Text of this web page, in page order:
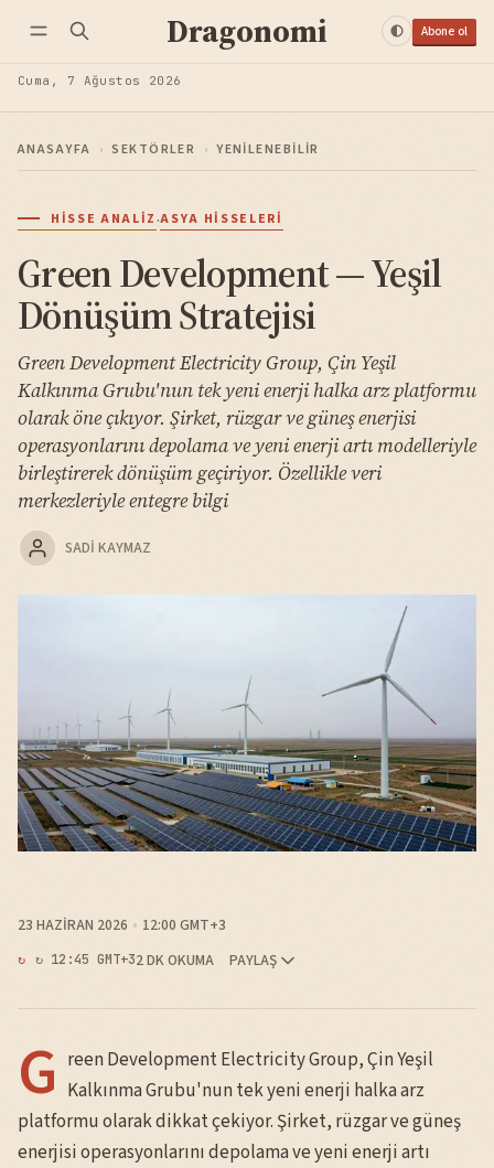
Dragonomi Abone ol
Cuma, 7 Ağustos 2026
ANASAYFA › SEKTÖRLER › YENILENEBILIR
HISSE ANALIZ ·ASYA HISSELERI
Green Development — Yeşil
Dönüşüm Stratejisi
Green Development Electricity Group, Çin Yeşil
Kalkınma Grubu'nun tek yeni enerji halka arz platformu
olarak öne çıkıyor. Şirket, rüzgar ve güneş enerjisi
operasyonlarını depolama ve yeni enerji artı modelleriyle
birleştirerek dönüşüm geçiriyor. Özellikle veri
merkezleriyle entegre bilgi
SADI KAYMAZ
23 HAZIRAN 2026 12:00 GMT+3
↻ 12:45 GMT+32 DK OKUMA PAYLAŞ
G reen Development Electricity Group, Çin Yeşil
Kalkınma Grubu'nun tek yeni enerji halka arz
platformu olarak dikkat çekiyor. Şirket, rüzgar ve güneş
enerjisi operasyonlarını depolama ve yeni enerji artı